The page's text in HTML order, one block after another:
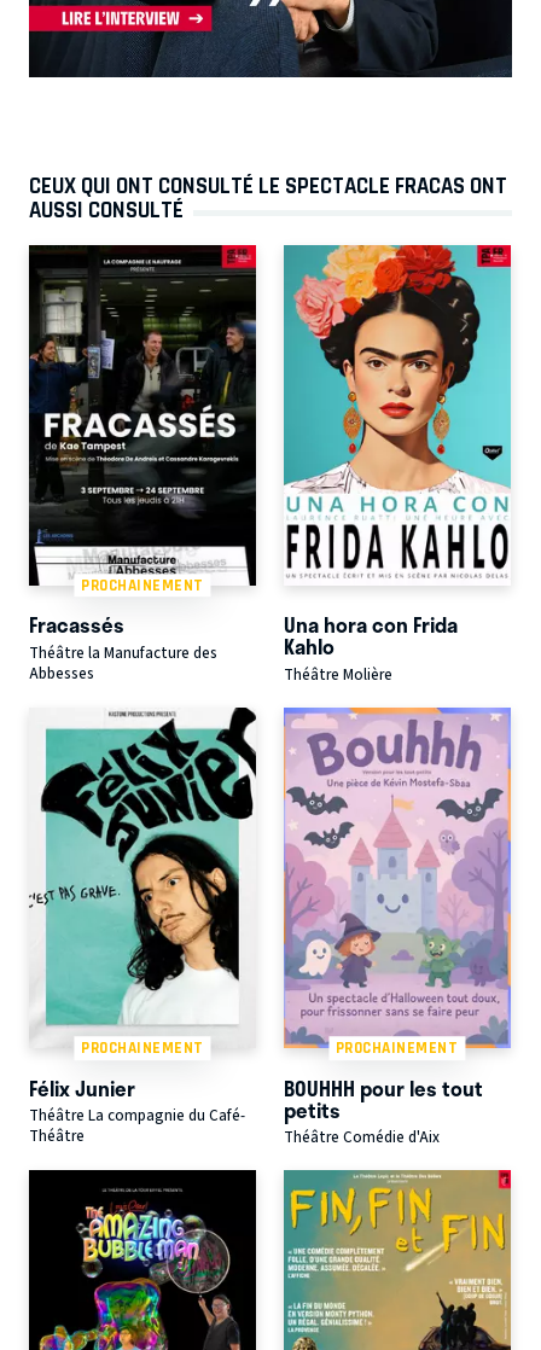
CEUX QUI ONT CONSULTÉ LE SPECTACLE FRACAS ONT
AUSSI CONSULTÉ
PROCHAINEMENT
Fracassés
Théâtre la Manufacture des
Abbesses
Una hora con Frida
Kahlo
Théâtre Molière
PROCHAINEMENT
Félix Junier
Théâtre La compagnie du Café-
Théâtre
PROCHAINEMENT
BOUHHH pour les tout
petits
Théâtre Comédie d'Aix